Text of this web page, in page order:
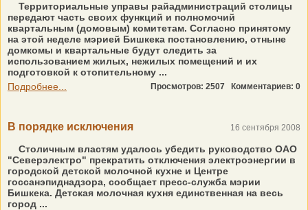
Территориальные управы райадминистраций столицы
передают часть своих функций и полномочий
квартальным (домовым) комитетам. Согласно принятому
на этой неделе мэрией Бишкека постановлению, отныне
домкомы и квартальные будут следить за
использованием жилых, нежилых помещений и их
подготовкой к отопительному ...
Подробнее...
Просмотров: 2507 Комментариев: 0
В порядке исключения 16 сентября 2008
Столичным властям удалось убедить руководство ОАО
"Северэлектро" прекратить отключения электроэнергии в
городской детской молочной кухне и Центре
госсанэпиднадзора, сообщает пресс-служба мэрии
Бишкека. Детская молочная кухня единственная на весь
город ...